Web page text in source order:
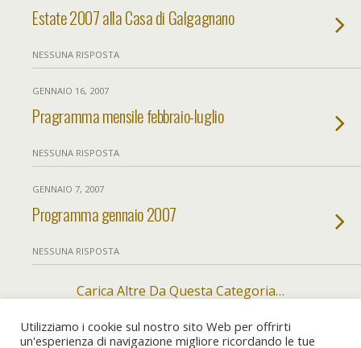
Estate 2007 alla Casa di Galgagnano
NESSUNA RISPOSTA
GENNAIO 16, 2007
Pragramma mensile febbraio-luglio
NESSUNA RISPOSTA
GENNAIO 7, 2007
Programma gennaio 2007
NESSUNA RISPOSTA
Carica Altre Da Questa Categoria…
Utilizziamo i cookie sul nostro sito Web per offrirti
un'esperienza di navigazione migliore ricordando le tue